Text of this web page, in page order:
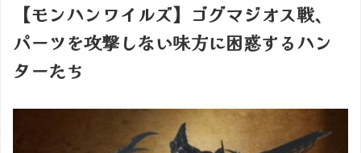
【モンハンワイルズ】ゴグマジオス戦、
パーツを攻撃しない味方に困惑するハン
ターたち